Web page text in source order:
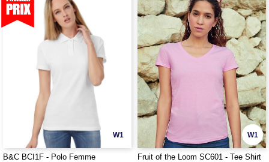
W1
B&C BCI1F - Polo Femme
W1
Fruit of the Loom SC601 - Tee Shirt